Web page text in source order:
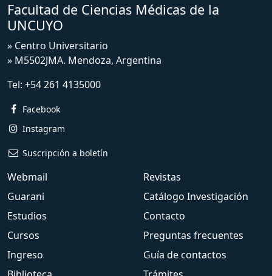
Facultad de Ciencias Médicas de la
UNCUYO
» Centro Universitario
» M5502JMA. Mendoza, Argentina
Tel: +54 261 4135000
Facebook
Instagram
Suscripción a boletín
Webmail
Guarani
Estudios
Cursos
Ingreso
Revistas
Catálogo Investigación
Contacto
Preguntas frecuentes
Guía de contactos